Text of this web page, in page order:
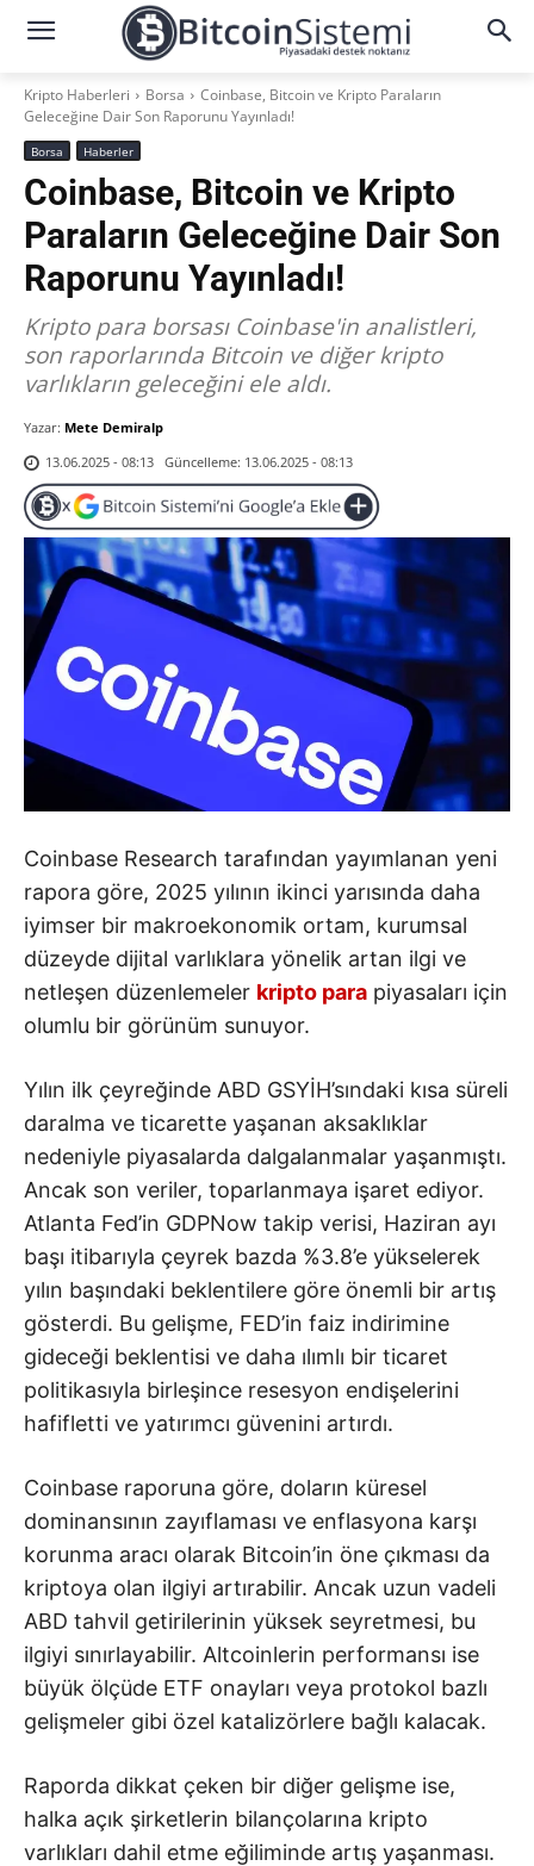
Kripto Haberleri Borsa
Coinbase, Bitcoin ve Kripto Paraların
Geleceğine Dair Son Raporunu Yayınladı!
Borsa Haberler
Coinbase, Bitcoin ve Kripto
Paraların Geleceğine Dair Son
Raporunu Yayınladı!
Kripto para borsası Coinbase'in analistleri,
son raporlarında Bitcoin ve diğer kripto
varlıkların geleceğini ele aldı.
Yazar: Mete Demiralp
13.06.2025 - 08:13 Güncelleme: 13.06.2025 - 08:13
Coinbase Research tarafından yayımlanan yeni
rapora göre, 2025 yılının ikinci yarısında daha
iyimser bir makroekonomik ortam, kurumsal
düzeyde dijital varlıklara yönelik artan ilgi ve
netleşen düzenlemeler kripto para piyasaları için
olumlu bir görünüm sunuyor.
Yılın ilk çeyreğinde ABD GSYİH’sındaki kısa süreli
daralma ve ticarette yaşanan aksaklıklar
nedeniyle piyasalarda dalgalanmalar yaşanmıştı.
Ancak son veriler, toparlanmaya işaret ediyor.
Atlanta Fed’in GDPNow takip verisi, Haziran ayı
başı itibarıyla çeyrek bazda %3.8’e yükselerek
yılın başındaki beklentilere göre önemli bir artış
gösterdi. Bu gelişme, FED’in faiz indirimine
gideceği beklentisi ve daha ılımlı bir ticaret
politikasıyla birleşince resesyon endişelerini
hafifletti ve yatırımcı güvenini artırdı.
Coinbase raporuna göre, doların küresel
dominansının zayıflaması ve enflasyona karşı
korunma aracı olarak Bitcoin’in öne çıkması da
kriptoya olan ilgiyi artırabilir. Ancak uzun vadeli
ABD tahvil getirilerinin yüksek seyretmesi, bu
ilgiyi sınırlayabilir. Altcoinlerin performansı ise
büyük ölçüde ETF onayları veya protokol bazlı
gelişmeler gibi özel katalizörlere bağlı kalacak.
Raporda dikkat çeken bir diğer gelişme ise,
halka açık şirketlerin bilançolarına kripto
varlıkları dahil etme eğiliminde artış yaşanması.